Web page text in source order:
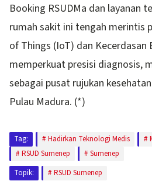
Booking RSUDMa dan layanan
rumah sakit ini tengah merintis
of Things (IoT) dan Kecerdasan
memperkuat presisi diagnosis,
sebagai pusat rujukan
Pulau Madura. (*)
Tag: Hadirkan Teknologi Medis
RSUD Sumenep
Sumenep
Topik:
RSUD Sumenep